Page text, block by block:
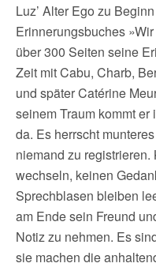
Luz’ Alter Ego zu
Erinnerungsbuches
über 300 Seiten seine
Zeit mit Cabu, Charb,
und später Catérine
seinem Traum kommt
da. Es herrscht
niemand zu
wechseln, keinen
Sprechblasen bleiben
am Ende sein Freund
Notiz zu nehmen. Es
sie machen die